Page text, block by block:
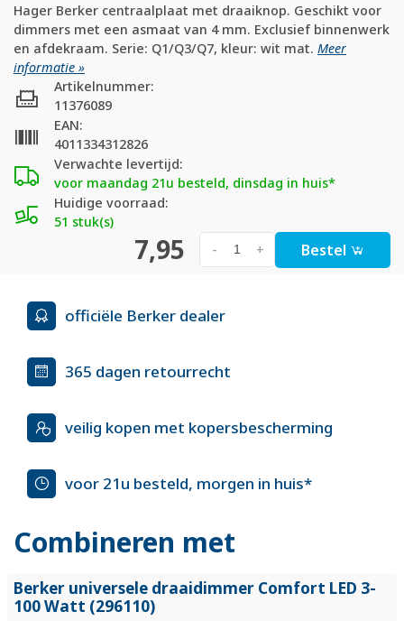
Hager Berker centraalplaat met draaiknop. Geschikt voor
dimmers met een asmaat van 4 mm. Exclusief binnenwerk
en afdekraam. Serie: Q1/Q3/Q7, kleur: wit mat. Meer
informatie »
Verwachte levertijd:
voor maandag 21u besteld, dinsdag in huis*
Huidige voorraad:
51 stuk(s)
Artikelnummer:
11376089
EAN:
4011334312826
7,95 +
- Bestel
officiële Berker dealer
365 dagen retourrecht
veilig kopen met kopersbescherming
voor 21u besteld, morgen in huis*
Combineren met
Berker universele draaidimmer Comfort LED 3-
100 Watt (296110)